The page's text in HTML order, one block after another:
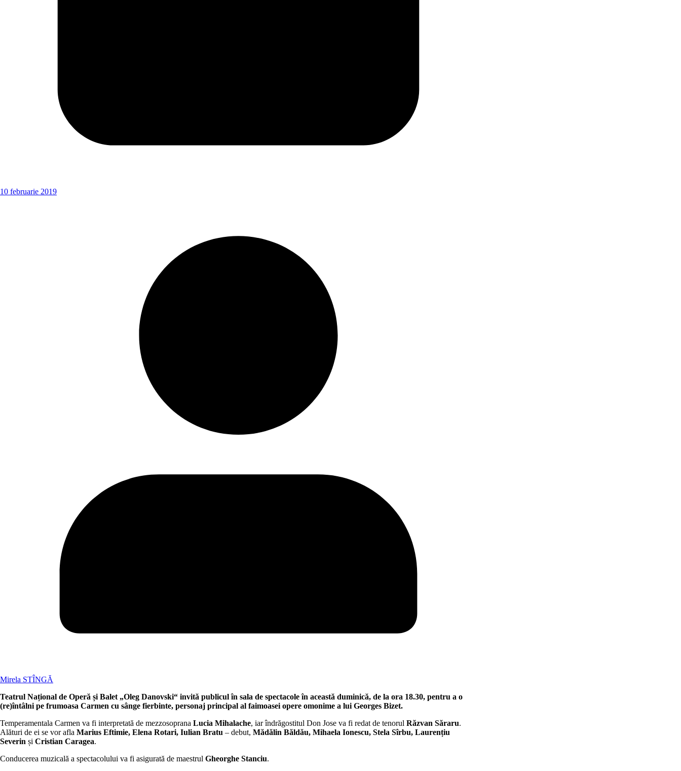
10 februarie 2019
Mirela STÎNGĂ
Teatrul Național de Operă și Balet „Oleg Danovski“ invită publicul în sala de spectacole în această duminică, de la ora 18.30, pentru a o
(re)întâlni pe frumoasa Carmen cu sânge fierbinte, personaj principal al faimoasei opere omonime a lui Georges Bizet.
Temperamentala Carmen va fi interpretată de mezzosoprana Lucia Mihalache, iar îndrăgostitul Don Jose va fi redat de tenorul Răzvan Săraru.
Alături de ei se vor afla Marius Eftimie, Elena Rotari, Iulian Bratu – debut, Mădălin Băldău, Mihaela Ionescu, Stela Sîrbu, Laurențiu
Severin și Cristian Caragea.
Conducerea muzicală a spectacolului va fi asigurată de maestrul Gheorghe Stanciu.